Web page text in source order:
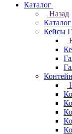
Каталог
Назад
Каталог
Кейсы